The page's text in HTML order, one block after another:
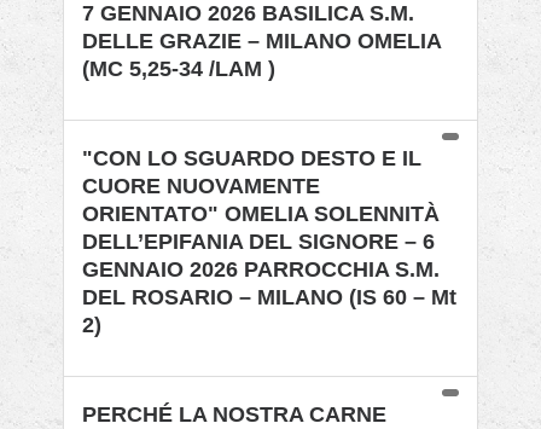
7 GENNAIO 2026 BASILICA S.M.
DELLE GRAZIE – MILANO OMELIA
(MC 5,25-34 /LAM )
"CON LO SGUARDO DESTO E IL
CUORE NUOVAMENTE
ORIENTATO" OMELIA SOLENNITÀ
DELL’EPIFANIA DEL SIGNORE – 6
GENNAIO 2026 PARROCCHIA S.M.
DEL ROSARIO – MILANO (IS 60 – Mt
2)
PERCHÉ LA NOSTRA CARNE